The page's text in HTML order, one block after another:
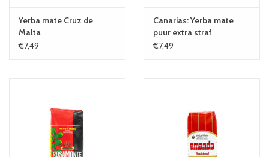
Yerba mate Cruz de
Malta
€7,49
Canarias: Yerba mate
puur extra straf
€7,49